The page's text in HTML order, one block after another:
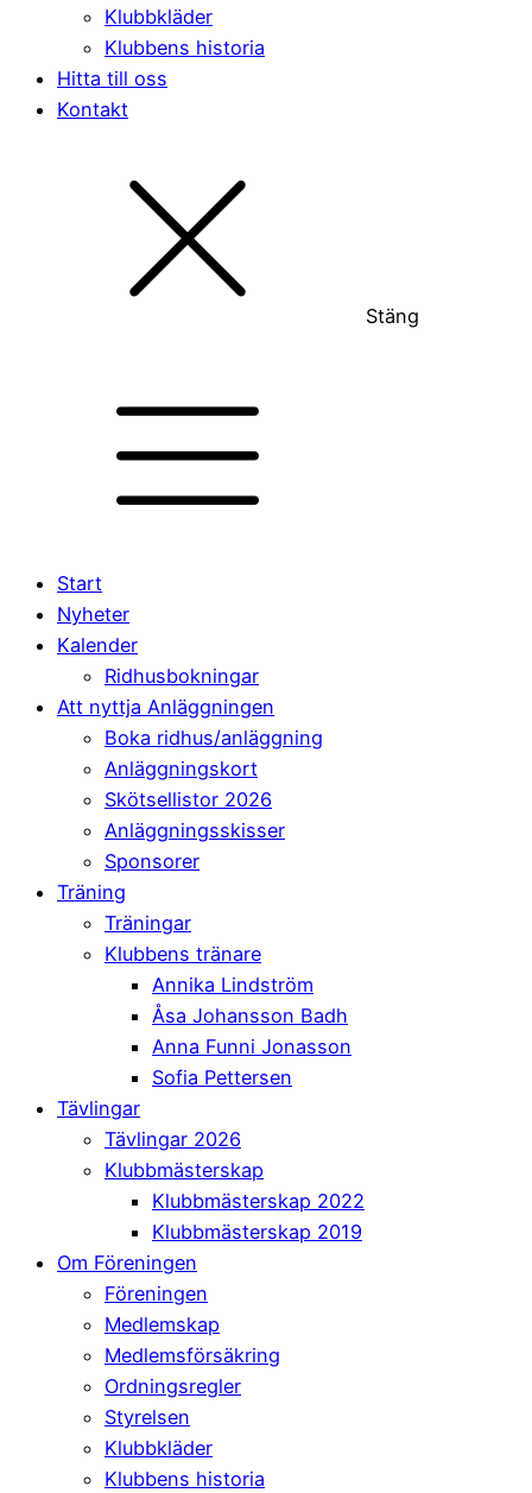
Klubbkläder
Klubbens historia
Hitta till oss
Kontakt
Stäng
Start
Nyheter
Kalender
Ridhusbokningar
Att nyttja Anläggningen
Boka ridhus/anläggning
Anläggningskort
Skötsellistor 2026
Anläggningsskisser
Sponsorer
Träning
Träningar
Klubbens tränare
Annika Lindström
Åsa Johansson Badh
Anna Funni Jonasson
Sofia Pettersen
Tävlingar
Tävlingar 2026
Klubbmästerskap
Klubbmästerskap 2022
Klubbmästerskap 2019
Om Föreningen
Föreningen
Medlemskap
Medlemsförsäkring
Ordningsregler
Styrelsen
Klubbkläder
Klubbens historia